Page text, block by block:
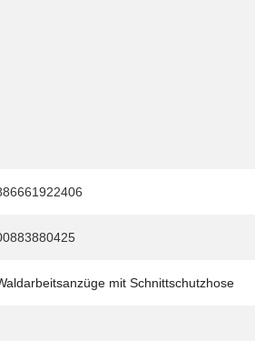
mit Schnittschutzhose